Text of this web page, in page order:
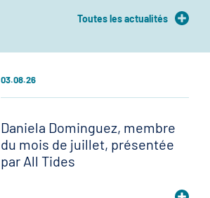
Toutes les actualités
03.08.26
Daniela Dominguez, membre
du mois de juillet, présentée
par All Tides